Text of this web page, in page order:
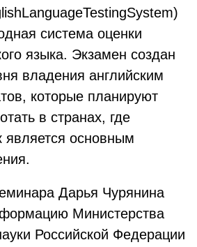
система оценки
языка. Экзамен создан
владения английским
которые планируют
в странах, где
является основным
Дарья Чурянина
Министерства
Российской Федерации